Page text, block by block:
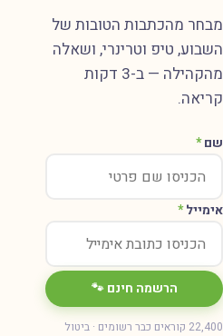
מהכתבות הטובות של
טיפ וטרינרי, ושאלה
מהקהילה — ב-3 דקות
*
*
הרשמה חינם 🐾
22,400 קוראים כבר רשומים · ביטול